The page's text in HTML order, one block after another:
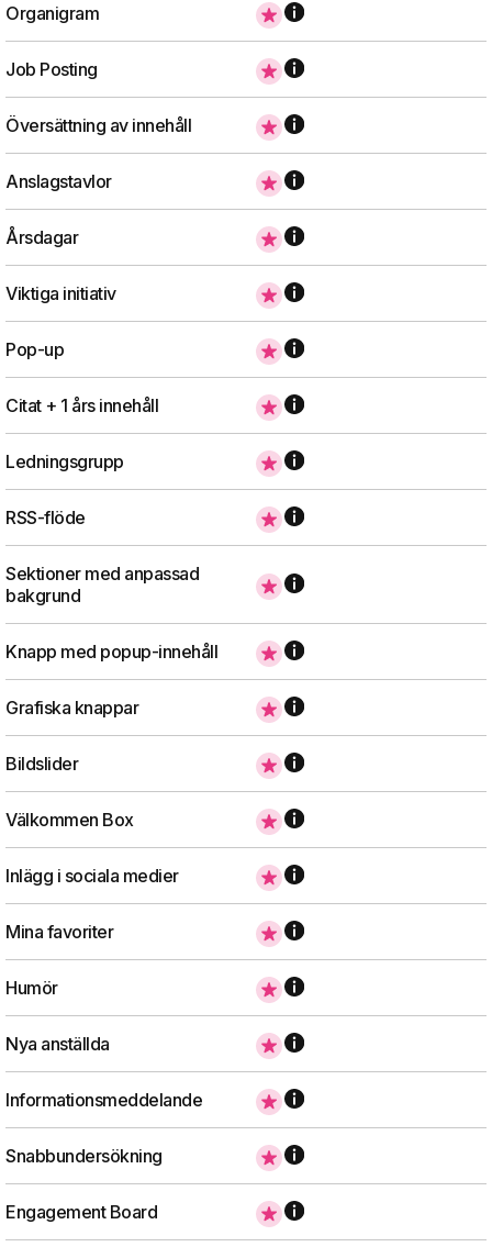
Organigram
Job Posting
Översättning av innehåll
Anslagstavlor
Årsdagar
Viktiga initiativ
Pop-up
Citat + 1 års innehåll
Ledningsgrupp
RSS-flöde
Sektioner med anpassad
bakgrund
Knapp med popup-innehåll
Grafiska knappar
Bildslider
Välkommen Box
Inlägg i sociala medier
Mina favoriter
Humör
Nya anställda
Informationsmeddelande
Snabbundersökning
Engagement Board